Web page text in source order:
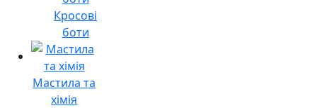
Кросові
боти
Мастила та
хімія